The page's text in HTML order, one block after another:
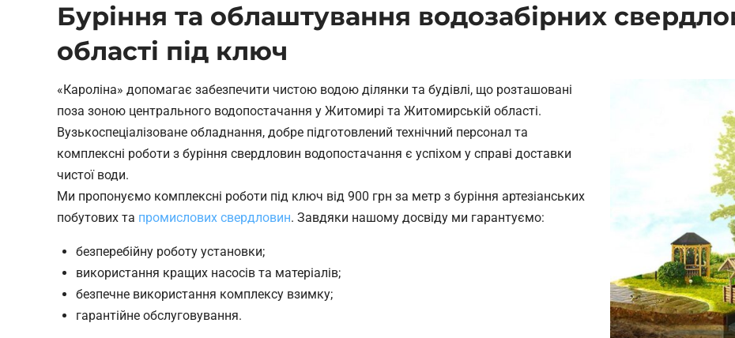
Буріння та облаштування водозабірних
області під ключ
«Кароліна» допомагає забезпечити чистою водою ділянки та будівлі, що розташовані
поза зоною центрального водопостачання у Житомирі та Житомирській області.
Вузькоспеціалізоване обладнання, добре підготовлений технічний персонал та
комплексні роботи з буріння свердловин водопостачання є успіхом у справі доставки
чистої води.
Ми пропонуємо комплексні роботи під ключ від 900 грн за метр з буріння артезіанських
побутових та промислових свердловин. Завдяки нашому досвіду ми гарантуємо:
безперебійну роботу установки;
використання кращих насосів та матеріалів;
безпечне використання комплексу взимку;
гарантійне обслуговування.